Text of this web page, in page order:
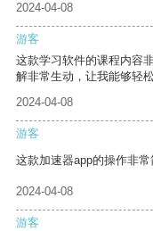
2024-04-08
游客
这款学习软件的课程内容
解非常生动，让我能够轻
2024-04-08
游客
这款加速器app的操作非
2024-04-08
游客